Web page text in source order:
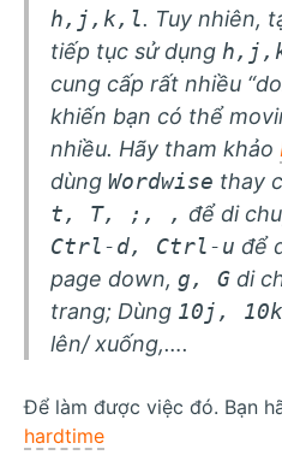
h,j,k,l. Tuy nhiên,
tiếp tục sử dụng
cung cấp rất nhiều
khiến bạn có thể
nhiều. Hãy tham khảo
dùng Wordwise thay
t, T, ;, , để di
Ctrl-d, Ctrl-u để
page down, g, Gdi
trang; Dùng 10j, 10k
lên/ xuống,….
Để làm được việc đó. Bạn
hardtime